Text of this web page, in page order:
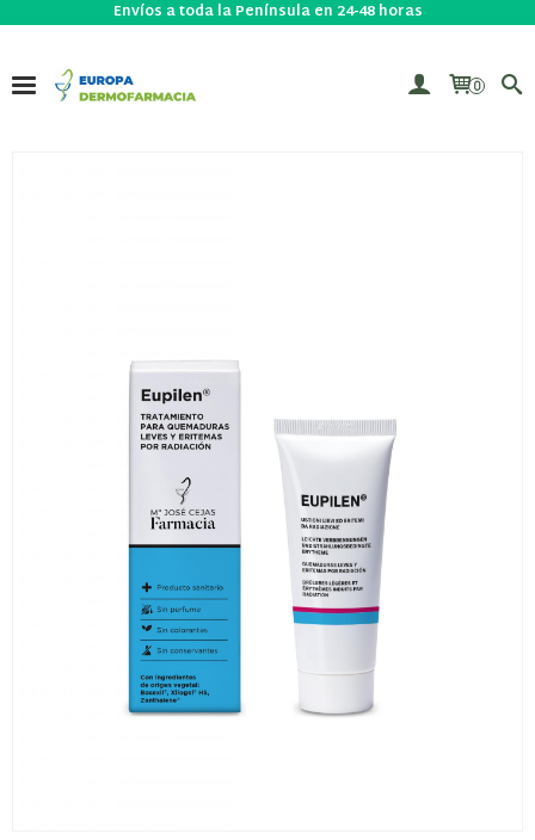
Envíos a toda la Península en 24-48 horas
0